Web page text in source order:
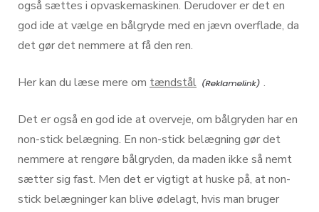
også sættes i opvaskemaskinen. Derudover er det en
god ide at vælge en bålgryde med en jævn overflade, da
det gør det nemmere at få den ren.
Her kan du læse mere om tændstål .
Det er også en god ide at overveje, om bålgryden har en
non-stick belægning. En non-stick belægning gør det
nemmere at rengøre bålgryden, da maden ikke så nemt
sætter sig fast. Men det er vigtigt at huske på, at non-
stick belægninger kan blive ødelagt, hvis man bruger